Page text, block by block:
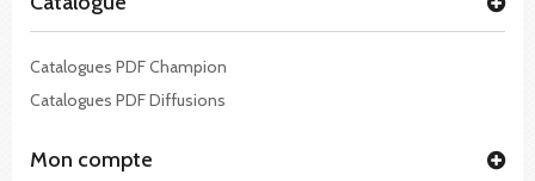
Catalogues PDF Champion
Catalogues PDF Diffusions
Mon compte